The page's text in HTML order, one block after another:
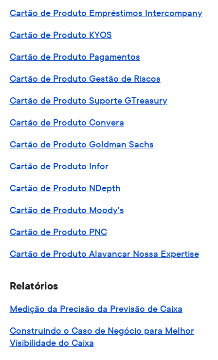
Cartão de Produto Empréstimos Intercompany
Cartão de Produto KYOS
Cartão de Produto Pagamentos
Cartão de Produto Gestão de Riscos
Cartão de Produto Suporte GTreasury
Cartão de Produto Convera
Cartão de Produto Goldman Sachs
Cartão de Produto Infor
Cartão de Produto NDepth
Cartão de Produto Moody's
Cartão de Produto PNC
Cartão de Produto Alavancar Nossa Expertise
Relatórios
Medição da Precisão da Previsão de Caixa
Construindo o Caso de Negócio para Melhor
Visibilidade do Caixa